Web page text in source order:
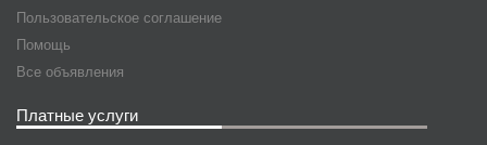
Пользовательское соглашение
Помощь
Все объявления
Платные услуги